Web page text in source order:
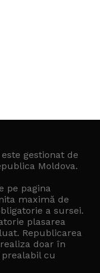
gestionat de
Moldova.
pe pagina
maximă de
a sursei.
plasarea
Republicarea
doar în
cu